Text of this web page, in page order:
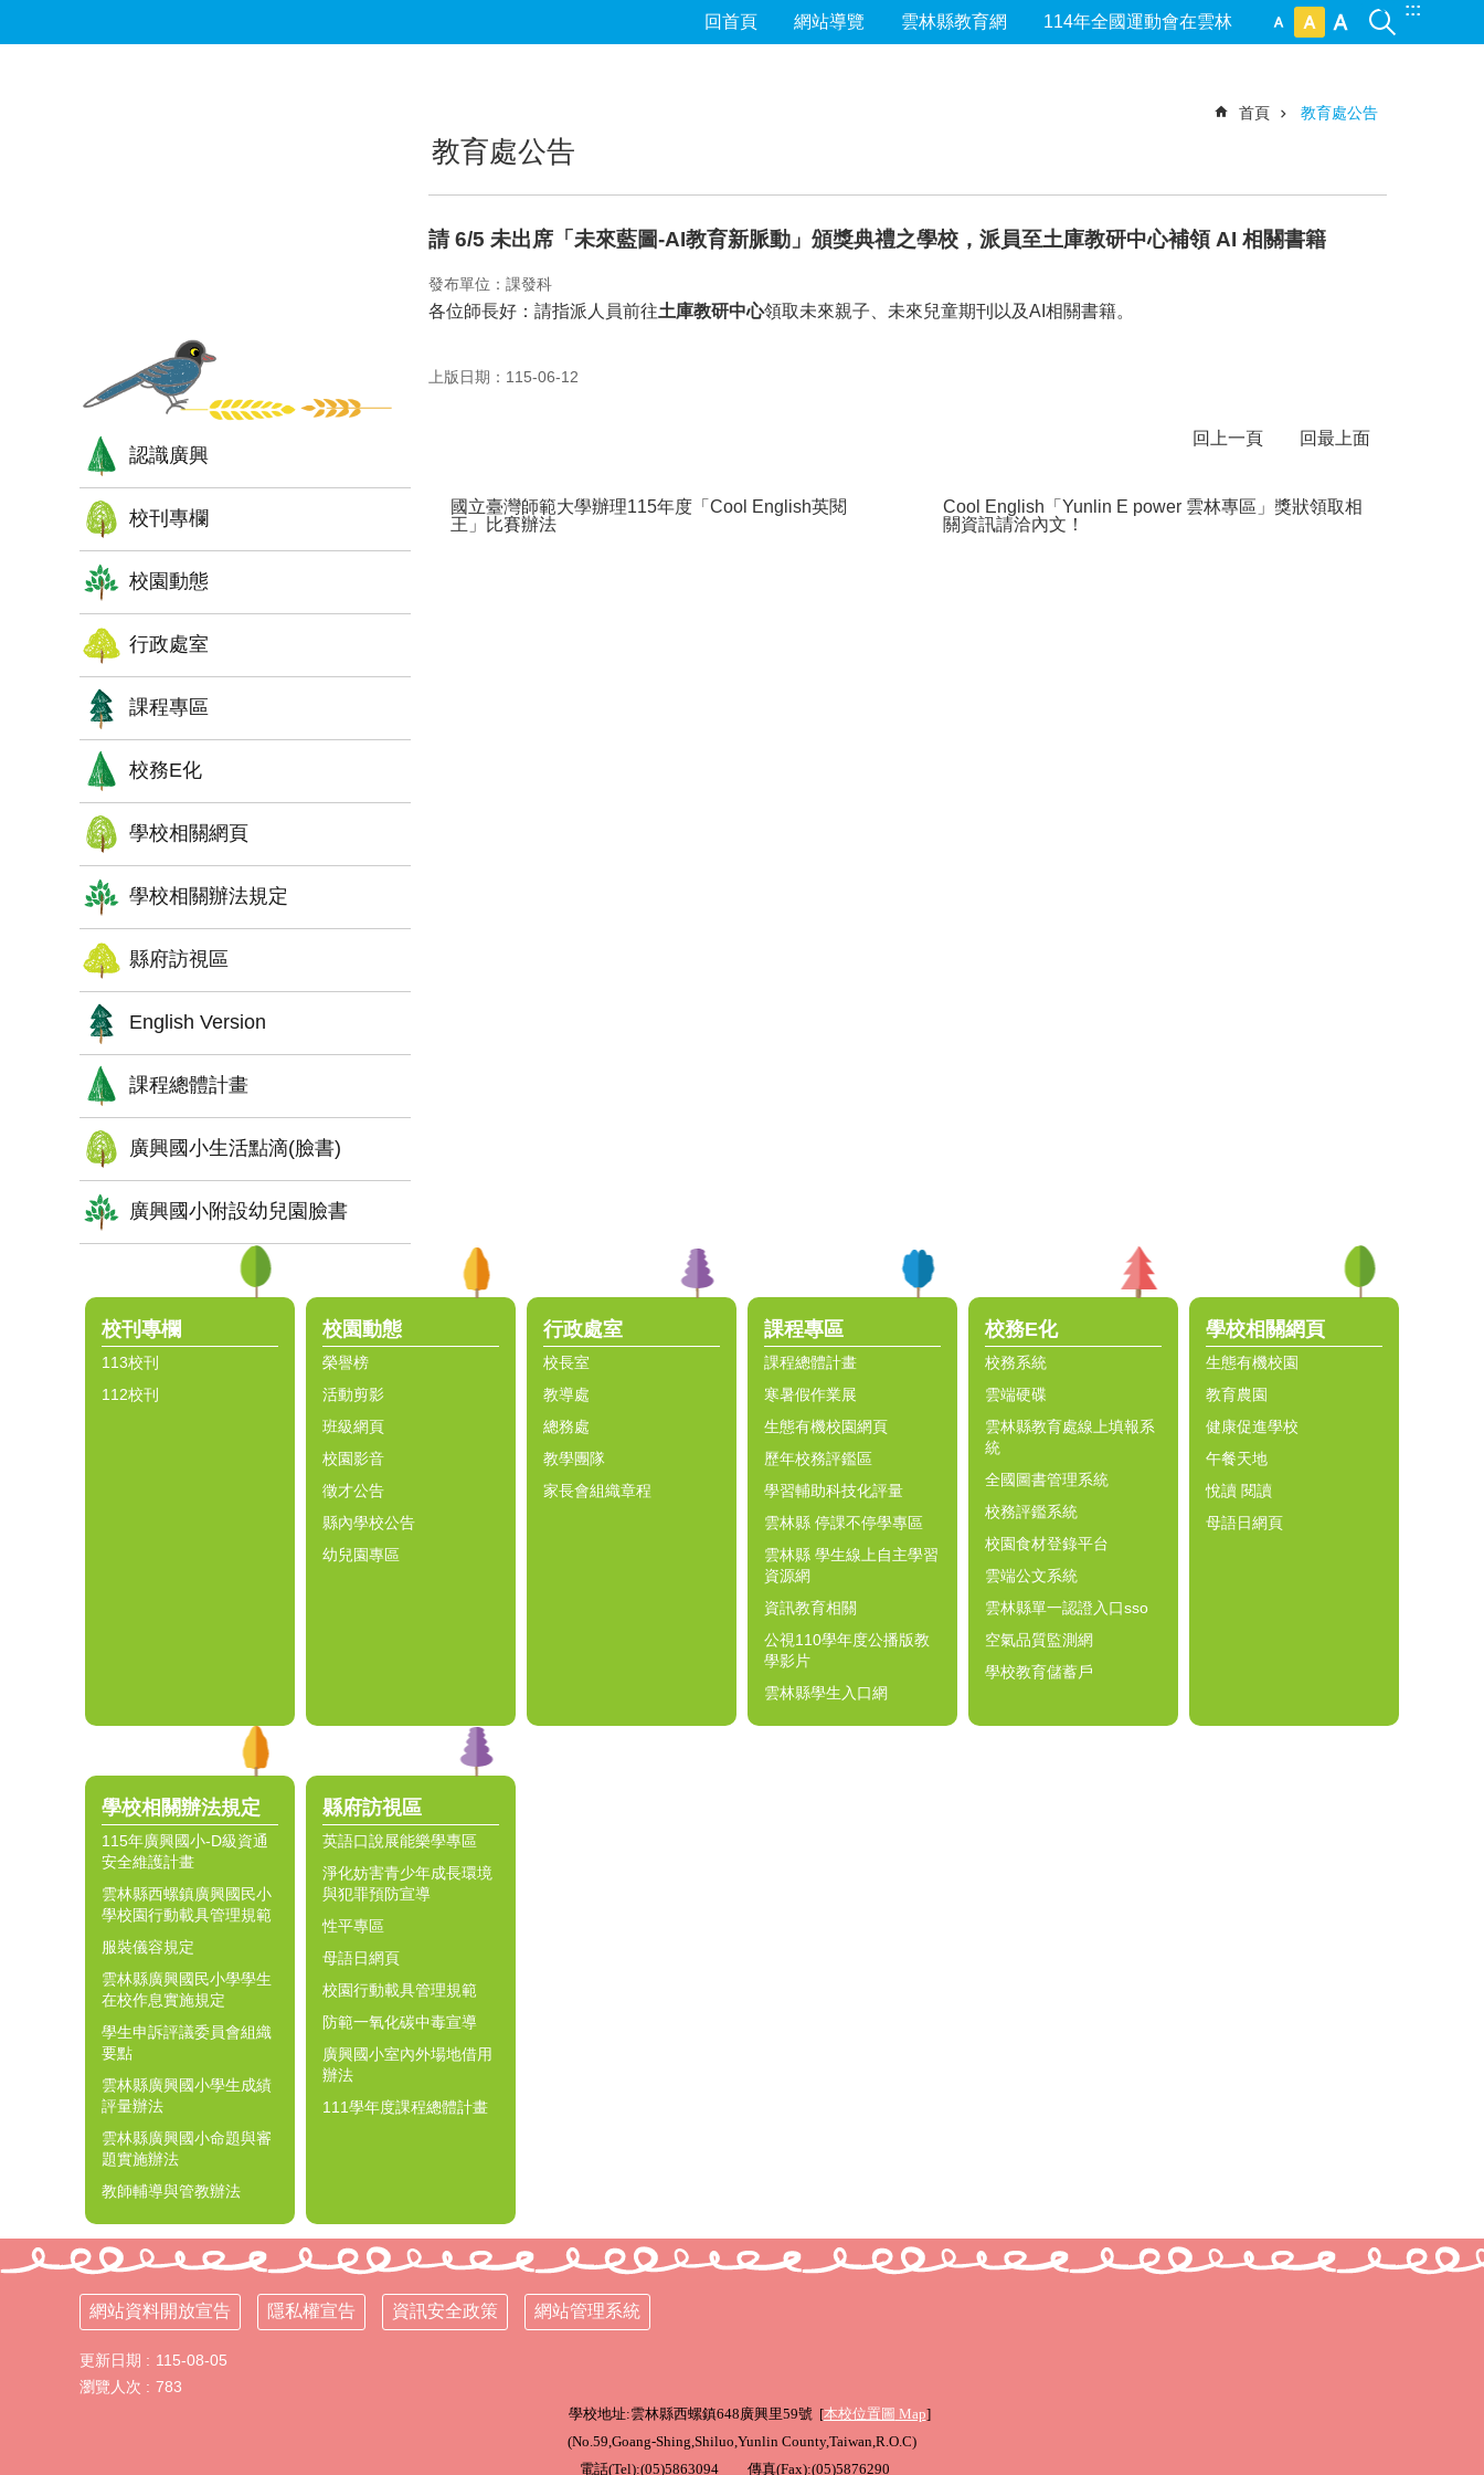
:::
回首頁 網站導覽 雲林縣教育網 114年全國運動會在雲林
認識廣興
校刊專欄
校園動態
行政處室
課程專區
校務E化
學校相關網頁
學校相關辦法規定
縣府訪視區
English Version
課程總體計畫
廣興國小生活點滴(臉書)
廣興國小附設幼兒園臉書
首頁 教育處公告
教育處公告
請 6/5 未出席「未來藍圖-AI教育新脈動」頒獎典禮之學校，派員至土庫教研中心補領 AI 相關書籍
發布單位：課發科
各位師長好：請指派人員前往土庫教研中心領取未來親子、未來兒童期刊以及AI相關書籍。
上版日期：115-06-12
回上一頁 回最上面
國立臺灣師範大學辦理115年度「Cool English英閱
王」比賽辦法
Cool English「Yunlin E power 雲林專區」獎狀領取相
關資訊請洽內文！
校刊專欄
113校刊
112校刊
校園動態
榮譽榜
活動剪影
班級網頁
校園影音
徵才公告
縣內學校公告
幼兒園專區
行政處室
校長室
教導處
總務處
教學團隊
家長會組織章程
課程專區
課程總體計畫
寒暑假作業展
生態有機校園網頁
歷年校務評鑑區
學習輔助科技化評量
雲林縣 停課不停學專區
雲林縣 學生線上自主學習
資源網
資訊教育相關
公視110學年度公播版教
學影片
雲林縣學生入口網
校務E化
校務系統
雲端硬碟
雲林縣教育處線上填報系
統
全國圖書管理系統
校務評鑑系統
校園食材登錄平台
雲端公文系統
雲林縣單一認證入口sso
空氣品質監測網
學校教育儲蓄戶
學校相關網頁
生態有機校園
教育農園
健康促進學校
午餐天地
悅讀 閱讀
母語日網頁
學校相關辦法規定
115年廣興國小-D級資通
安全維護計畫
雲林縣西螺鎮廣興國民小
學校園行動載具管理規範
服裝儀容規定
雲林縣廣興國民小學學生
在校作息實施規定
學生申訴評議委員會組織
要點
雲林縣廣興國小學生成績
評量辦法
雲林縣廣興國小命題與審
題實施辦法
教師輔導與管教辦法
縣府訪視區
英語口說展能樂學專區
淨化妨害青少年成長環境
與犯罪預防宣導
性平專區
母語日網頁
校園行動載具管理規範
防範一氧化碳中毒宣導
廣興國小室內外場地借用
辦法
111學年度課程總體計畫
網站資料開放宣告 隱私權宣告 資訊安全政策 網站管理系統
更新日期
115-08-05
瀏覽人次
783
學校地址:雲林縣西螺鎮648廣興里59號 [本校位置圖 Map]
(No.59,Goang-Shing,Shiluo,Yunlin County,Taiwan,R.O.C)
電話(Tel):(05)5863094 傳真(Fax):(05)5876290